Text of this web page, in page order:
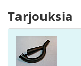
Tarjouksia